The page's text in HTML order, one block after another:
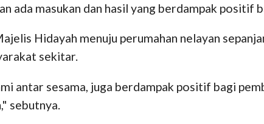
ada masukan dan hasil yang berdampak positif
Hidayah menuju perumahan nelayan
sekitar.
antar sesama, juga berdampak positif bagi
sebutnya.